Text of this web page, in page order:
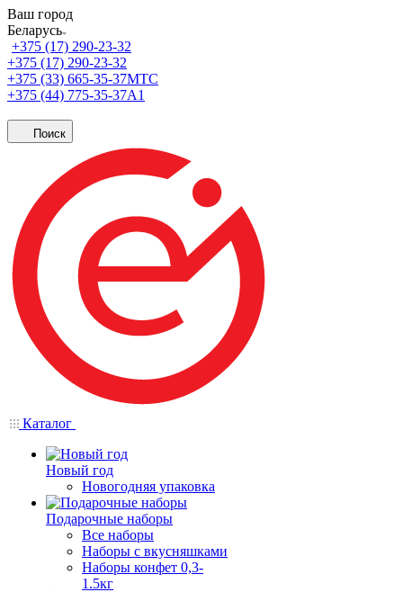
Ваш город
Беларусь
+375 (17) 290-23-32
+375 (17) 290-23-32
+375 (33) 665-35-37МТС
+375 (44) 775-35-37А1
Поиск
Каталог
Новый год
Новогодняя упаковка
Подарочные наборы
Все наборы
Наборы с вкусняшками
Наборы конфет 0,3-
1.5кг